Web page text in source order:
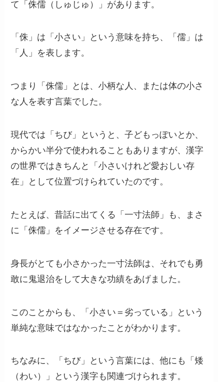
て「侏儒（しゅじゅ）」があります。
「侏」は「小さい」という意味を持ち、「儒」は
「人」を表します。
つまり「侏儒」とは、小柄な人、または体の小さ
な人を表す言葉でした。
現代では「ちび」というと、子どもっぽいとか、
からかい半分で使われることもありますが、漢字
の世界ではきちんと「小さいけれど愛おしい存
在」として位置づけられていたのです。
たとえば、昔話に出てくる「一寸法師」も、まさ
に「侏儒」をイメージさせる存在です。
身長がとても小さかった一寸法師は、それでも勇
敢に鬼退治をして大きな功績をあげました。
このことからも、「小さい＝劣っている」という
単純な意味ではなかったことがわかります。
ちなみに、「ちび」という言葉には、他にも「矮
（わい）」という漢字も関連づけられます。